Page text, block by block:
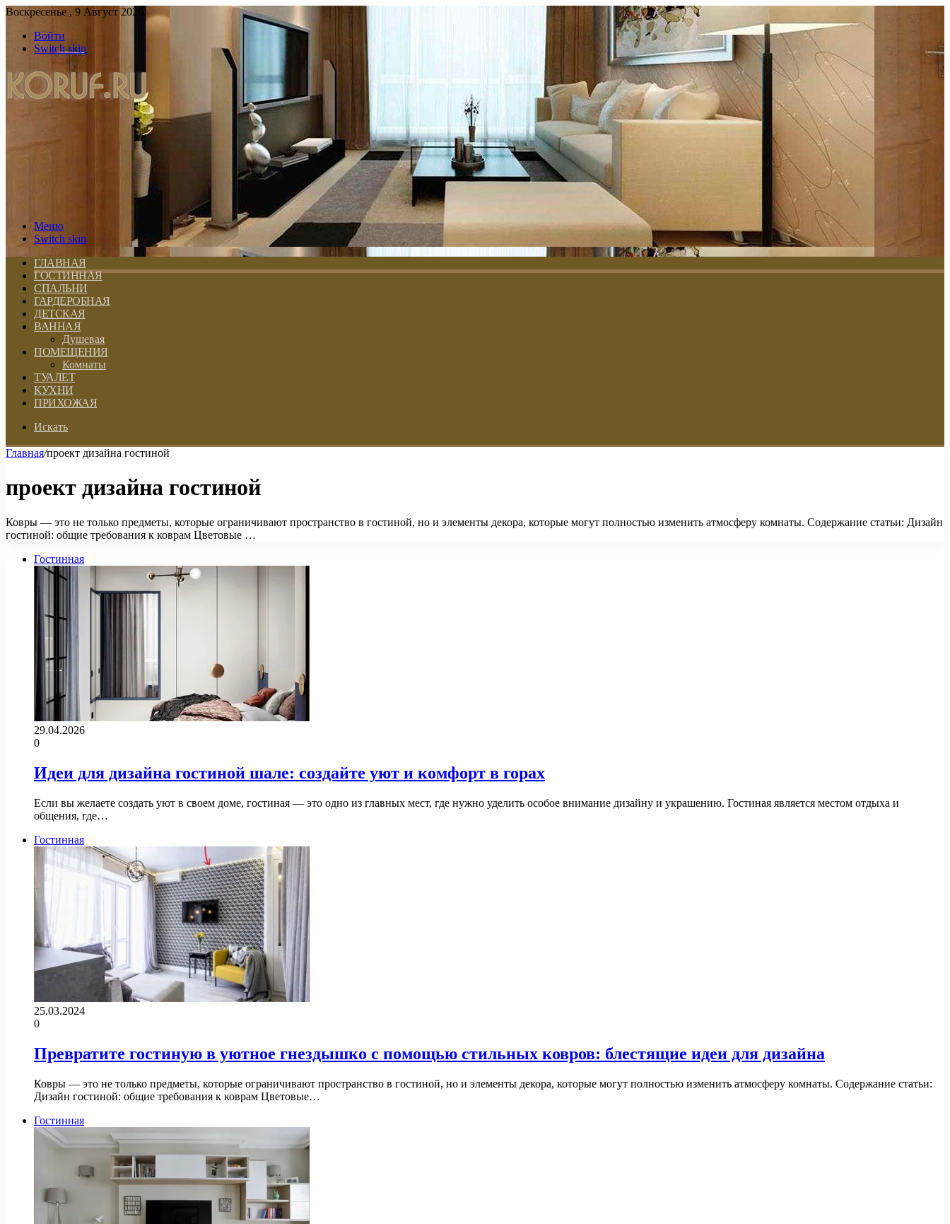
Воскресенье , 9 Август 2026
Войти
Switch skin
Меню
Switch skin
ГЛАВНАЯ
ГОСТИННАЯ
СПАЛЬНИ
ГАРДЕРОБНАЯ
ДЕТСКАЯ
ВАННАЯ
Душевая
ПОМЕЩЕНИЯ
Комнаты
ТУАЛЕТ
КУХНИ
ПРИХОЖАЯ
Искать
Главная/проект дизайна гостиной
проект дизайна гостиной
Ковры — это не только предметы, которые ограничивают пространство в гостиной, но и элементы декора, которые могут полностью изменить атмосферу комнаты. Содержание статьи: Дизайн
гостиной: общие требования к коврам Цветовые …
Гостинная
29.04.2026
0
Идеи для дизайна гостиной шале: создайте уют и комфорт в горах
Если вы желаете создать уют в своем доме, гостиная — это одно из главных мест, где нужно уделить особое внимание дизайну и украшению. Гостиная является местом отдыха и
общения, где…
Гостинная
25.03.2024
0
Превратите гостиную в уютное гнездышко с помощью стильных ковров: блестящие идеи для дизайна
Ковры — это не только предметы, которые ограничивают пространство в гостиной, но и элементы декора, которые могут полностью изменить атмосферу комнаты. Содержание статьи:
Дизайн гостиной: общие требования к коврам Цветовые…
Гостинная